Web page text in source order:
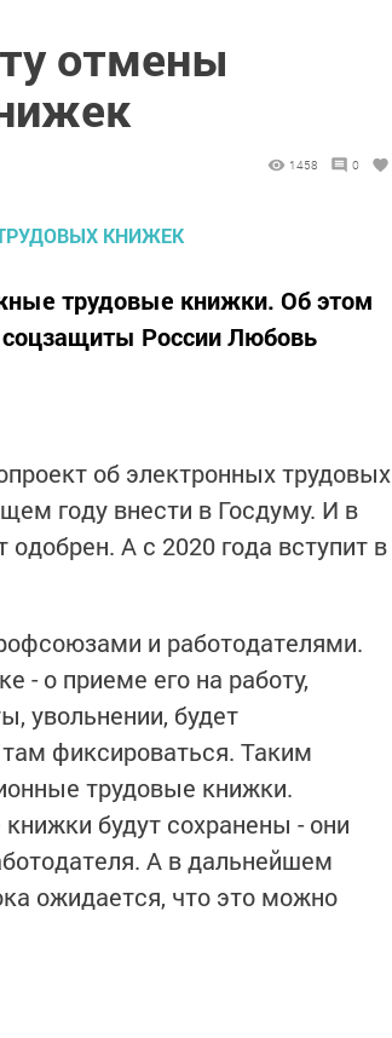
отмены
1458 0
трудовые книжки. Об этом
соцзащиты России Любовь
об электронных трудовых
году внести в Госдуму. И в
А с 2020 года вступит в
и работодателями.
- о приеме его на работу,
увольнении, будет
фиксироваться. Таким
трудовые книжки.
будут сохранены - они
А в дальнейшем
ожидается, что это можно